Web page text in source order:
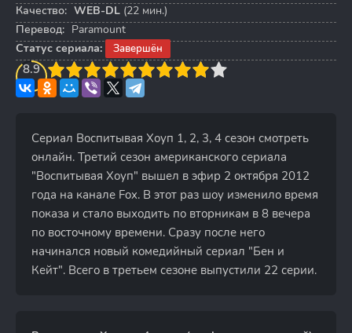
Качество: WEB-DL (22 мин.)
Перевод: Paramount
Статус сериала:
Завершён
8.9
4 5 6 7 8 9 10
Сериал Воспитывая Хоуп 1, 2, 3, 4 сезон смотреть
онлайн. Третий сезон американского сериала
"Воспитывая Хоуп" вышел в эфир 2 октября 2012
года на канале Fox. В этот раз шоу изменило время
показа и стало выходить по вторникам в 8 вечера
по восточному времени. Сразу после него
начинался новый комедийный сериал "Бен и
Кейт". Всего в третьем сезоне выпустили 22 серии.